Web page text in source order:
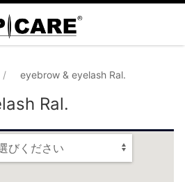
eyebrow & eyelash Ral.
Ral.
びください